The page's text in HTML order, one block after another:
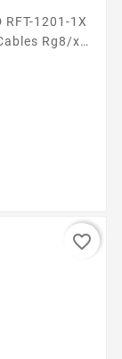
RFT-1201-1X
Rg8/x
Macho de
Oro
Especial
favorite_border